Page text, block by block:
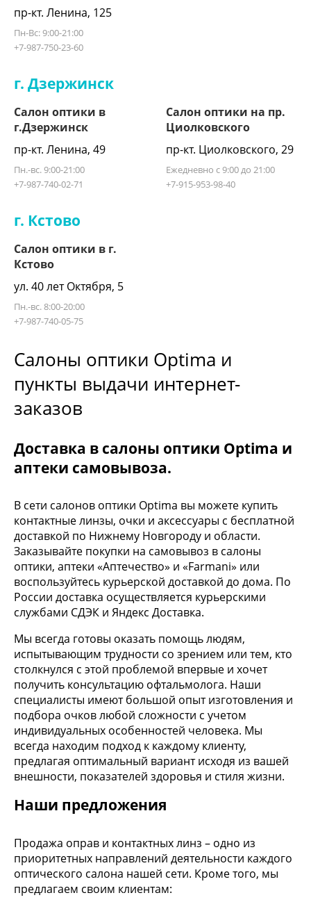
пр-кт. Ленина, 125
Пн-Вс: 9:00-21:00
+7-987-750-23-60
г. Дзержинск
Салон оптики в
г.Дзержинск
пр-кт. Ленина, 49
Пн.-вс. 9:00-21:00
+7-987-740-02-71
Салон оптики на пр.
Циолковского
пр-кт. Циолковского, 29
Ежедневно с 9:00 до 21:00
+7-915-953-98-40
г. Кстово
Салон оптики в г.
Кстово
ул. 40 лет Октября, 5
Пн.-вс. 8:00-20:00
+7-987-740-05-75
Салоны оптики Optima и
пункты выдачи интернет-
заказов
Доставка в салоны оптики Optima и
аптеки самовывоза.
В сети салонов оптики Optima вы можете купить
контактные линзы, очки и аксессуары с бесплатной
доставкой по Нижнему Новгороду и области.
Заказывайте покупки на самовывоз в салоны
оптики, аптеки «Аптечество» и «Farmani» или
воспользуйтесь курьерской доставкой до дома. По
России доставка осуществляется курьерскими
службами СДЭК и Яндекс Доставка.
Мы всегда готовы оказать помощь людям,
испытывающим трудности со зрением или тем, кто
столкнулся с этой проблемой впервые и хочет
получить консультацию офтальмолога. Наши
специалисты имеют большой опыт изготовления и
подбора очков любой сложности с учетом
индивидуальных особенностей человека. Мы
всегда находим подход к каждому клиенту,
предлагая оптимальный вариант исходя из вашей
внешности, показателей здоровья и стиля жизни.
Наши предложения
Продажа оправ и контактных линз – одно из
приоритетных направлений деятельности каждого
оптического салона нашей сети. Кроме того, мы
предлагаем своим клиентам: